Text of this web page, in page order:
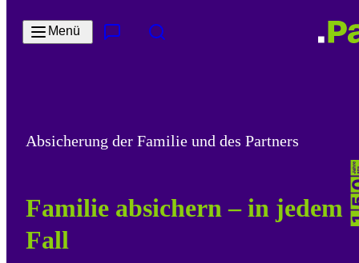
Menü
Absicherung der Familie und des Partners
Familie absichern – in jedem
Fall